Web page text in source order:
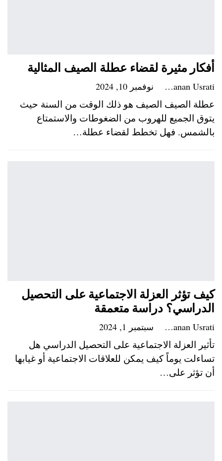
أفكار مثيرة لقضاء عطلة الصيف المثالية
Hanan Usrati نوفمبر 10, 2024
عطلة الصيف الصيف هو ذلك الوقت من السنة حيث
يتوق الجميع للهروب من الضغوطات والاستمتاع
بالشمس. فهل تخطط لقضاء عطلة…
كيف تؤثر العزلة الاجتماعية على التحصيل
الدراسي؟ دراسة متعمقة
Hanan Usrati سبتمبر 1, 2024
تأثير العزلة الاجتماعية على التحصيل الدراسي هل
تساءلت يوماً كيف يمكن للعلاقات الاجتماعية أو غيابها
أن تؤثر على…